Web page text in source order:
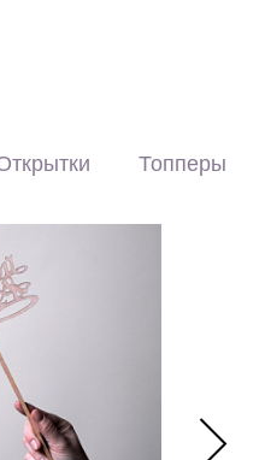
свадьбы или в
*Выражение
глубокую
сочетание благородных
подчеркнет серьезность
чувств, что особенно
важным людям в
- это просто.
точную копию
от указанных на
к нам из разных уголков
Топперы